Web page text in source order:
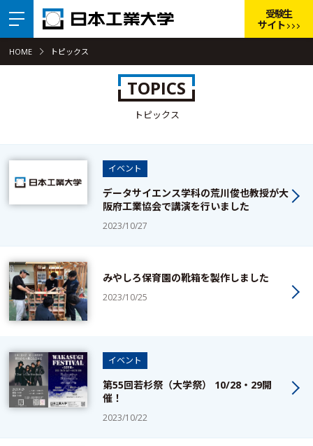
受験生
サイト
HOME トピックス
TOPICS
トピックス
イベント
データサイエンス学科の荒川俊也教授が大
阪府工業協会で講演を行いました
2023/10/27
みやしろ保育園の靴箱を製作しました
2023/10/25
イベント
第55回若杉祭（大学祭） 10/28・29開
催！
2023/10/22